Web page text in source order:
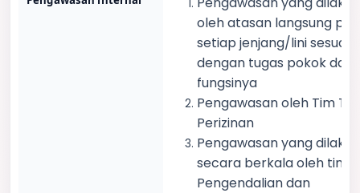
oleh atasan langsung
setiap jenjang/lini sesuai
dengan tugas pokok dan
fungsinya
Pengawasan oleh Tim
Perizinan
Pengawasan yang
secara berkala oleh tim
Pengendalian dan